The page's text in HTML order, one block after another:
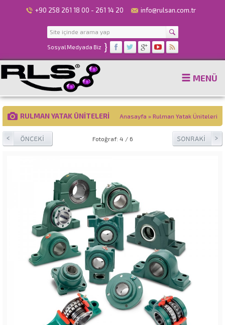
+90 258 261 18 00 - 261 14 20 info@rulsan.com.tr
Sosyal Medyada Biz }
MENÜ
RULMAN YATAK ÜNITELERI Anasayfa » Rulman Yatak Üniteleri
Fotoğraf: 4 / 6